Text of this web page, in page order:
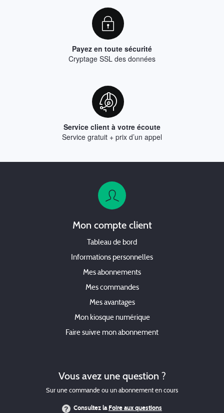
Payez en toute sécurité
Cryptage SSL des données
Service client à votre écoute
Service gratuit + prix d’un appel
Mon compte client
Tableau de bord
Informations personnelles
Mes abonnements
Mes commandes
Mes avantages
Mon kiosque numérique
Faire suivre mon abonnement
Vous avez une question ?
Sur une commande ou un abonnement en cours
Consultez laFoire aux questions